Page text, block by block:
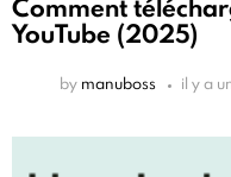
Comment
YouTube (2025)
by manuboss il y a